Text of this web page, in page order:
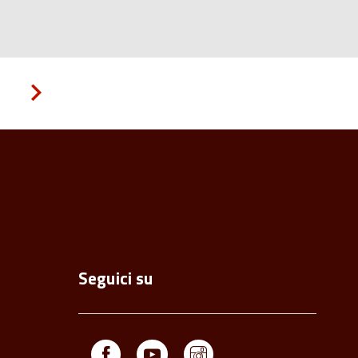
Seguici su
Facebook Youtube